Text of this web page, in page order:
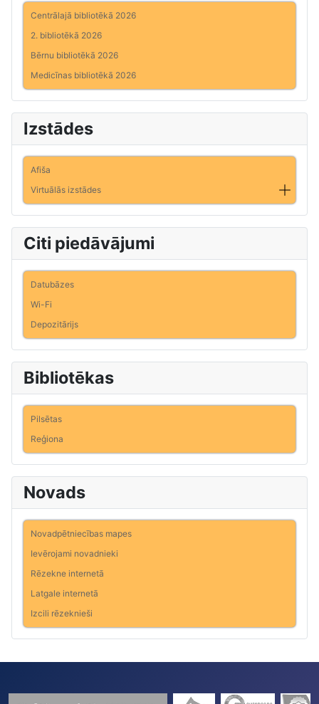
Centrālajā bibliotēkā 2026
2. bibliotēkā 2026
Bērnu bibliotēkā 2026
Medicīnas bibliotēkā 2026
Izstādes
Afiša
Virtuālās izstādes
Citi piedāvājumi
Datubāzes
Wi-Fi
Depozitārijs
Bibliotēkas
Pilsētas
Reģiona
Novads
Novadpētniecības mapes
Ievērojami novadnieki
Rēzekne internetā
Latgale internetā
Izcili rēzeknieši